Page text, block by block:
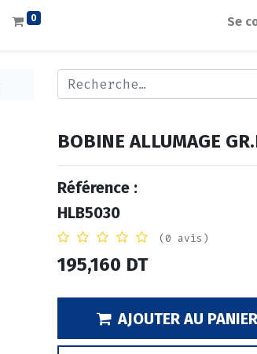
0 Se
BOBINE ALLUMAGE
Référence :
HLB5030
(0 avis)
195,160 DT
AJOUTER AU PANIER